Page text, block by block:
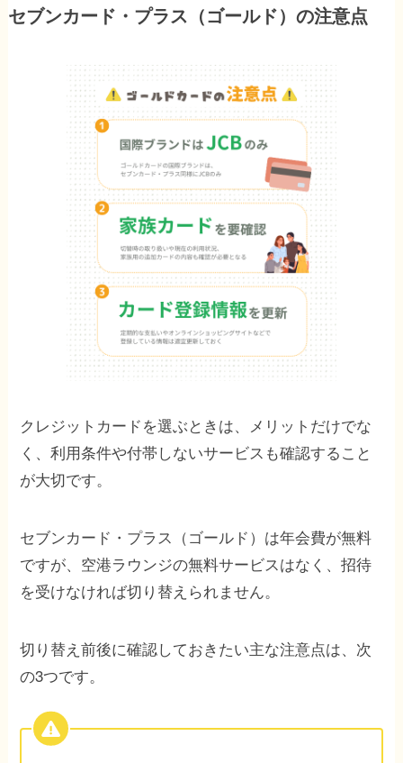
セブンカード・プラス（ゴールド）の注意点
クレジットカードを選ぶときは、メリットだけでな
く、利用条件や付帯しないサービスも確認すること
が大切です。
セブンカード・プラス（ゴールド）は年会費が無料
ですが、空港ラウンジの無料サービスはなく、招待
を受けなければ切り替えられません。
切り替え前後に確認しておきたい主な注意点は、次
の3つです。